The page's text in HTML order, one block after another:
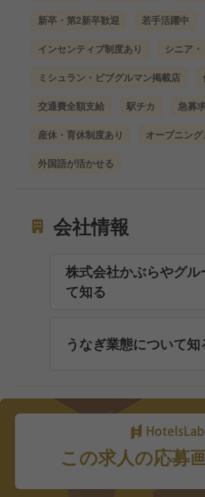
新卒・第2新卒歓迎 若手活躍中
インセンティブ制度あり シニア
ミシュラン・ビブグルマン掲載店
交通費全額支給 駅チカ 急募
産休・育休制度あり オープニン
外国語が活かせる
会社情報
株式会社かぶらやグル
て知る
うなぎ業態について知
この求人の応募